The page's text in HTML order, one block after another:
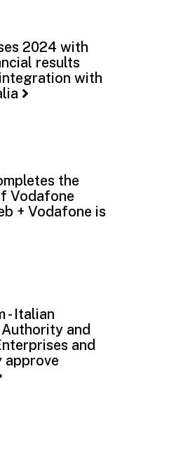
2024 with
results
with
the
Vodafone
+ Vodafone is
- Italian
and
and
approve